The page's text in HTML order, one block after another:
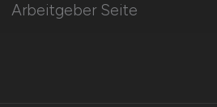
Arbeitgeber Seite